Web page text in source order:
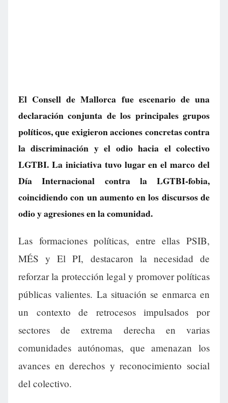
El Consell de Mallorca fue escenario de una
declaración conjunta de los principales grupos
políticos, que exigieron acciones concretas contra
la discriminación y el odio hacia el colectivo
LGTBI. La iniciativa tuvo lugar en el marco del
Día Internacional contra la LGTBI-fobia,
coincidiendo con un aumento en los discursos de
odio y agresiones en la comunidad.
Las formaciones políticas, entre ellas PSIB,
MÉS y El PI, destacaron la necesidad de
reforzar la protección legal y promover políticas
públicas valientes. La situación se enmarca en
un contexto de retrocesos impulsados por
sectores de extrema derecha en varias
comunidades autónomas, que amenazan los
avances en derechos y reconocimiento social
del colectivo.